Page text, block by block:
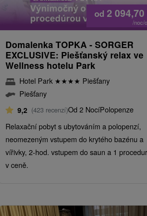
od 2 094,70
/noc/
Domalenka TOPKA - SORGER
EXCLUSIVE: Piešťanský relax ve
Wellness hotelu Park
Hotel Park ★★★★ Piešťany
Piešťany
9,2 (423 recenzí)Od 2 NocíPolopenze
Relaxační pobyt s ubytováním a polopenzí,
neomezeným vstupem do krytého bazénu a
vířivky, 2-hod. vstupem do saun a 1
v ceně.